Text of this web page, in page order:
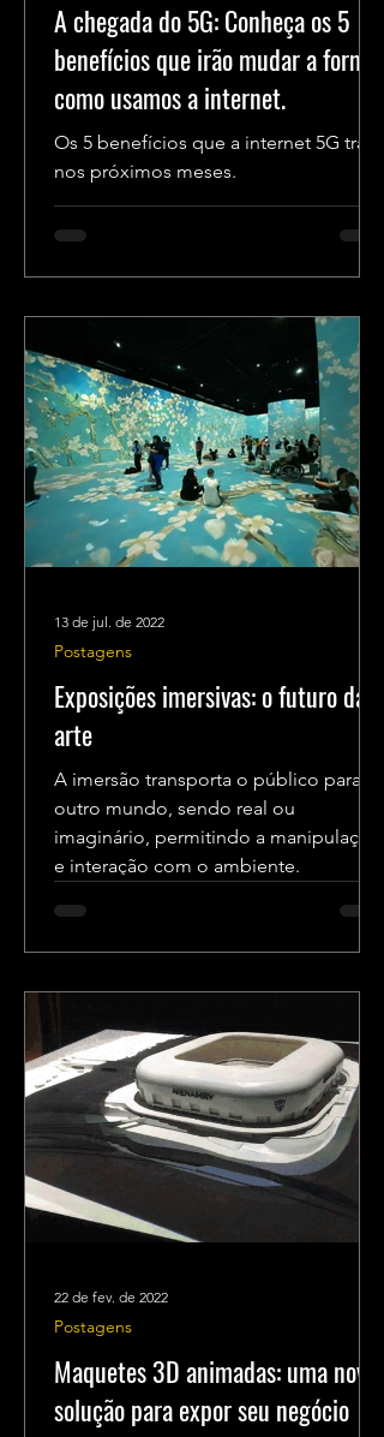
A chegada do 5G: Conheça os 5
benefícios que irão mudar a forma
como usamos a internet.
Os 5 benefícios que a internet 5G trará
nos próximos meses.
Exposições imersivas: o futuro da
arte
A imersão transporta o público para
outro mundo, sendo real ou
imaginário, permitindo a manipulação
e interação com o ambiente.
Postagens
13 de jul. de 2022
Maquetes 3D animadas: uma nova
solução para expor seu negócio
Postagens
22 de fev. de 2022